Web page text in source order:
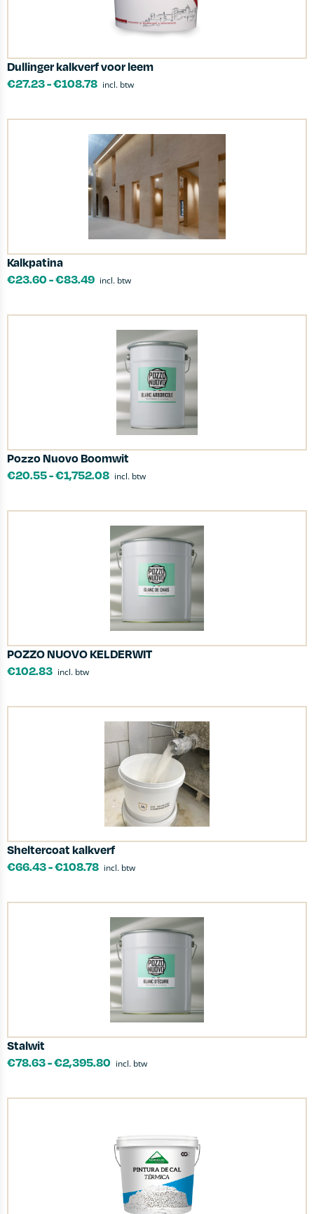
Dullinger kalkverf voor leem
€27.23-€108.78 incl. btw
Kalkpatina
€23.60-€83.49 incl. btw
Pozzo Nuovo Boomwit
€20.55-€1,752.08 incl. btw
POZZO NUOVO KELDERWIT
€102.83 incl. btw
Sheltercoat kalkverf
€66.43-€108.78 incl. btw
Stalwit
€78.63-€2,395.80 incl. btw